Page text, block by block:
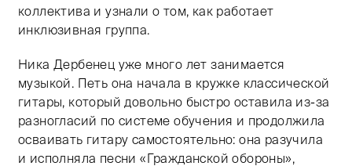
коллектива и узнали о том, как работает
инклюзивная группа.
Ника Дербенец уже много лет занимается
музыкой. Петь она начала в кружке классической
гитары, который довольно быстро оставила из-за
разногласий по системе обучения и продолжила
осваивать гитару самостоятельно: она разучила
и исполняла песни «Гражданской обороны»,